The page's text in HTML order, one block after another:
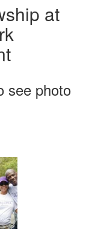
at
see photo